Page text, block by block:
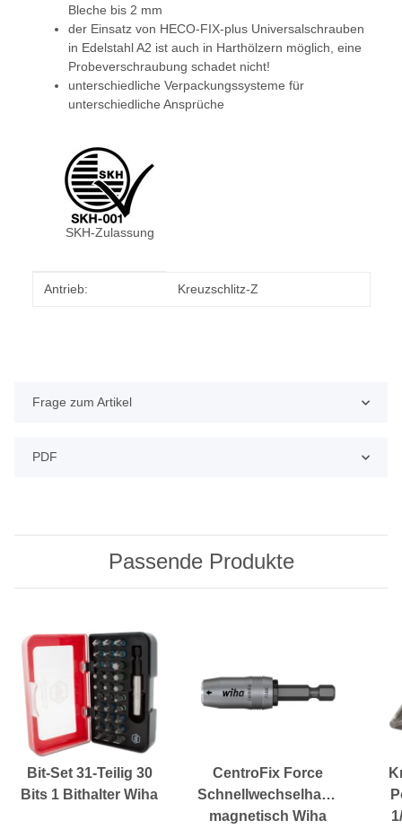
Bleche bis 2 mm
der Einsatz von HECO-FIX-plus Universalschrauben
in Edelstahl A2 ist auch in Harthölzern möglich, eine
Probeverschraubung schadet nicht!
unterschiedliche Verpackungssysteme für
unterschiedliche Ansprüche
SKH-Zulassung
Produkteigenschaft
Wert
Antrieb: Kreuzschlitz-Z
Frage zum Artikel
PDF
Passende Produkte
Bit-Set 31-Teilig 30
Bits 1 Bithalter Wiha
CentroFix Force
Schnellwechselhalter
magnetisch Wiha